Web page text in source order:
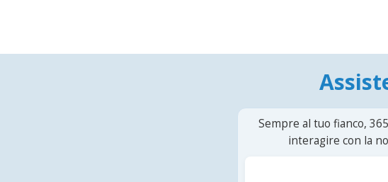
Sempre al tuo fianco,
interagire con la